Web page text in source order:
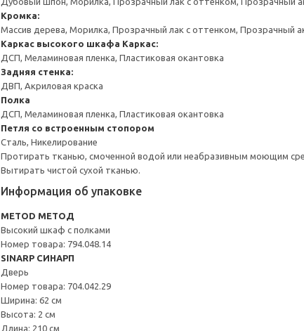
Кромка:
Массив дерева, Морилка, Прозрачный лак с оттенком, Прозрачный
Каркас высокого шкафа Каркас:
ДСП, Меламиновая пленка, Пластиковая окантовка
Задняя стенка:
ДВП, Акриловая краска
Полка
ДСП, Меламиновая пленка, Пластиковая окантовка
Петля со встроенным стопором
Сталь, Никелирование
Протирать тканью, смоченной водой или неабразивным моющим
Вытирать чистой сухой тканью.
Информация об упаковке
METOD МЕТОД
Высокий шкаф с полками
Номер товара: 794.048.14
SINARP СИНАРП
Дверь
Номер товара: 704.042.29
Ширина: 62 см
Высота: 2 см
Длина: 210 см